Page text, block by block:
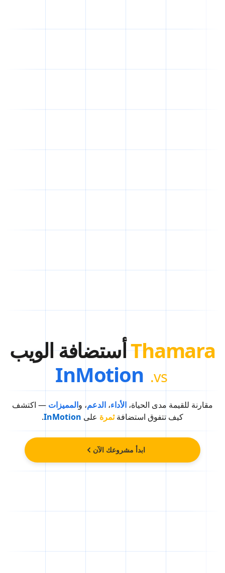
Thamaraأستضافة الويب
vs.
InMotion
مقارنة للقيمة مدى الحياة، الأداء، الدعم، والمميزات — اكتشف
كيف تتفوق استضافةثمرة على InMotion
.
ابدأ مشروعك الآن